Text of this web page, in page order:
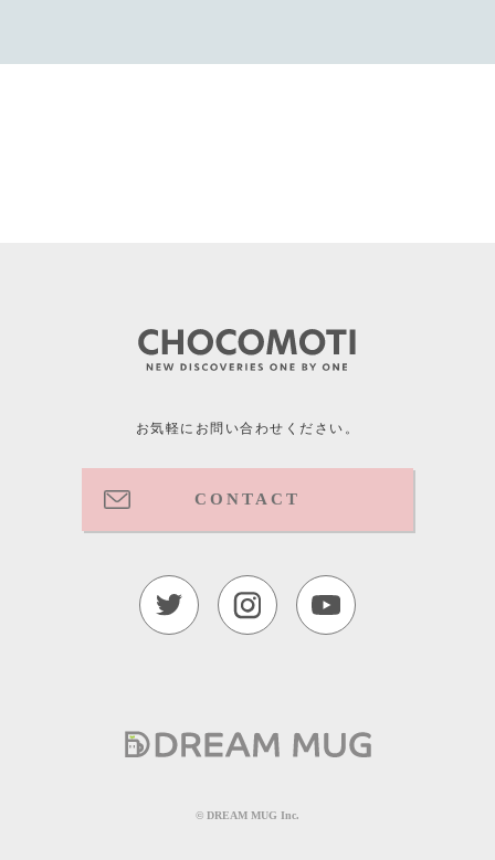
お気軽にお問い合わせください。
CONTACT
©︎ DREAM MUG Inc.